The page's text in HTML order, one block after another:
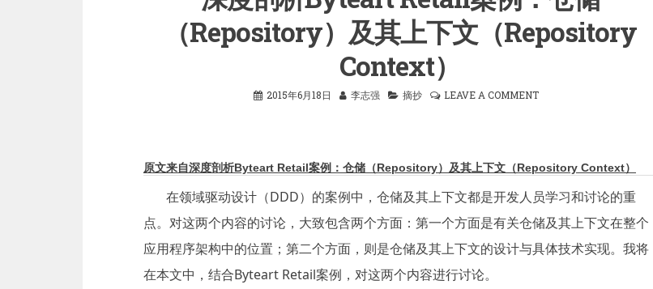
（Repository）及其上下文（Repository
Context）
2015年6月18日 李志强 摘抄 LEAVE A COMMENT
原文来自深度剖析Byteart Retail案例：仓储（Repository）及其上下文（Repository Context）
在领域驱动设计（DDD）的案例中，仓储及其上下文都是开发人员学习和讨论的重
点。对这两个内容的讨论，大致包含两个方面：第一个方面是有关仓储及其上下文在整个
应用程序架构中的位置；第二个方面，则是仓储及其上下文的设计与具体技术实现。我将
在本文中，结合Byteart Retail案例，对这两个内容进行讨论。